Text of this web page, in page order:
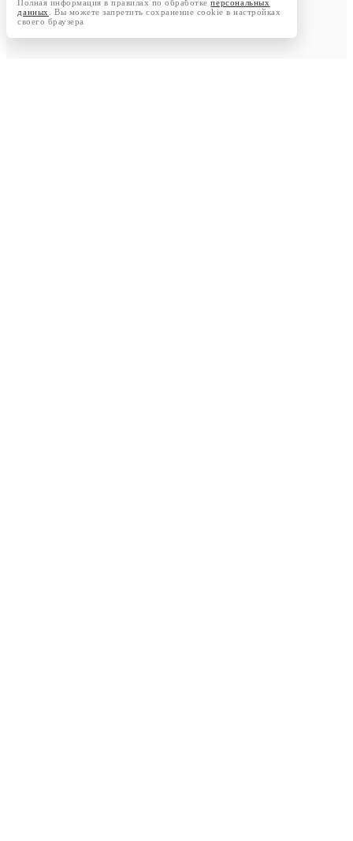
Полная информация в правилах по обработкеперсональных
данных
. Вы можете запретить сохранение cookie в настройках
своего браузера